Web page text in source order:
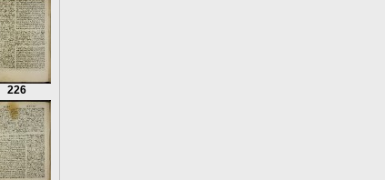
226